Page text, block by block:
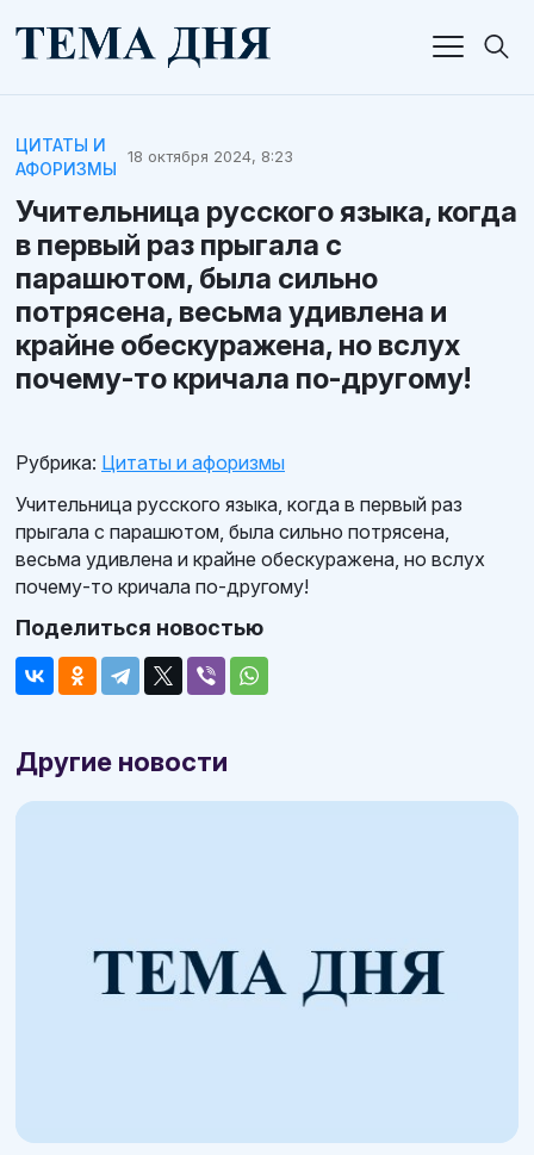
ЦИТАТЫ И
АФОРИЗМЫ
18 октября 2024, 8:23
Учительница русского языка, когда
в первый раз прыгала с
парашютом, была сильно
потрясена, весьма удивлена и
крайне обескуражена, но вслух
почему-то кричала по-другому!
Рубрика: Цитаты и афоризмы
Учительница русского языка, когда в первый раз
прыгала с парашютом, была сильно потрясена,
весьма удивлена и крайне обескуражена, но вслух
почему-то кричала по-другому!
Поделиться новостью
Другие новости